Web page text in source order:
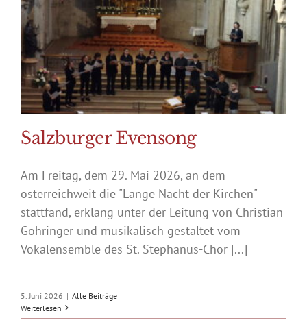
Salzburger Evensong
Am Freitag, dem 29. Mai 2026, an dem
österreichweit die "Lange Nacht der Kirchen"
stattfand, erklang unter der Leitung von Christian
Göhringer und musikalisch gestaltet vom
Vokalensemble des St. Stephanus-Chor [...]
5. Juni 2026 | Alle Beiträge
Weiterlesen